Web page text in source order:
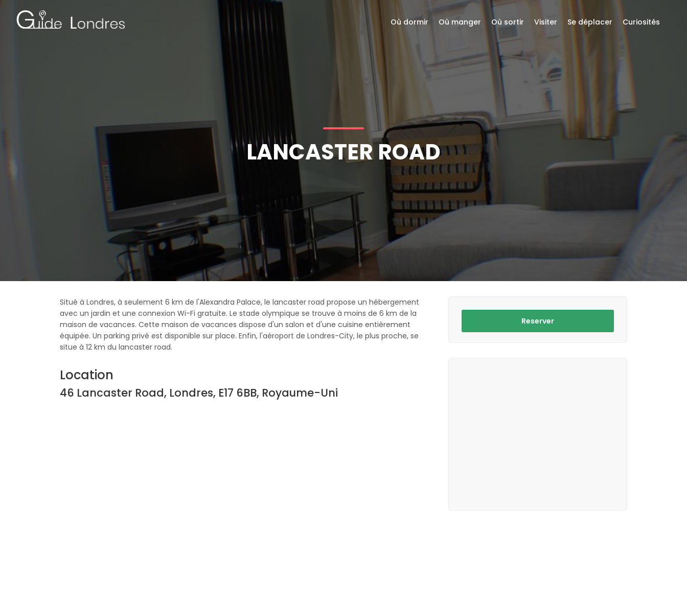
LANCASTER ROAD
Situé à Londres, à seulement 6 km de l'Alexandra Palace, le lancaster road propose un hébergement
avec un jardin et une connexion Wi-Fi gratuite. Le stade olympique se trouve à moins de 6 km de la
maison de vacances. Cette maison de vacances dispose d'un salon et d'une cuisine entièrement
équipée. Un parking privé est disponible sur place. Enfin, l'aéroport de Londres-City, le plus proche, se
situe à 12 km du lancaster road.
Location
46 Lancaster Road, Londres, E17 6BB, Royaume-Uni
Reserver
Où dormir Où manger Où sortir Visiter Se déplacer Curiosités